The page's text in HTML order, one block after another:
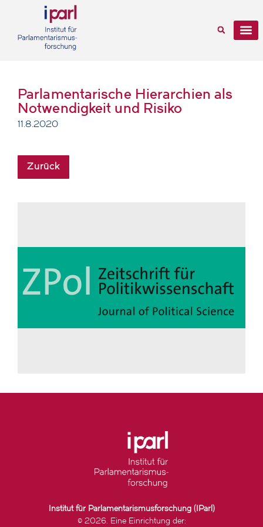
Parlamentarische Hierarchien als
Notwendigkeit und Risiko
11.8.2020
Zurück
Institut für Parlamentarismusforschung (IParl)
© 2026. Eine Einrichtung der: